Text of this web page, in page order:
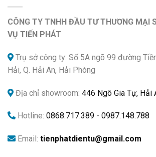
CÔNG TY TNHH ĐẦU TƯ THƯƠNG MẠI
VỤ TIẾN PHÁT
Trụ sở công ty: Số 5A ngõ 99 đường
Hải, Q. Hải An, Hải Phòng
Địa chỉ showroom: 446 Ngô Gia Tự, Hải
Hotline: 0868.717.389 - 0987.148.788
Email: tienphatdientu@gmail.com